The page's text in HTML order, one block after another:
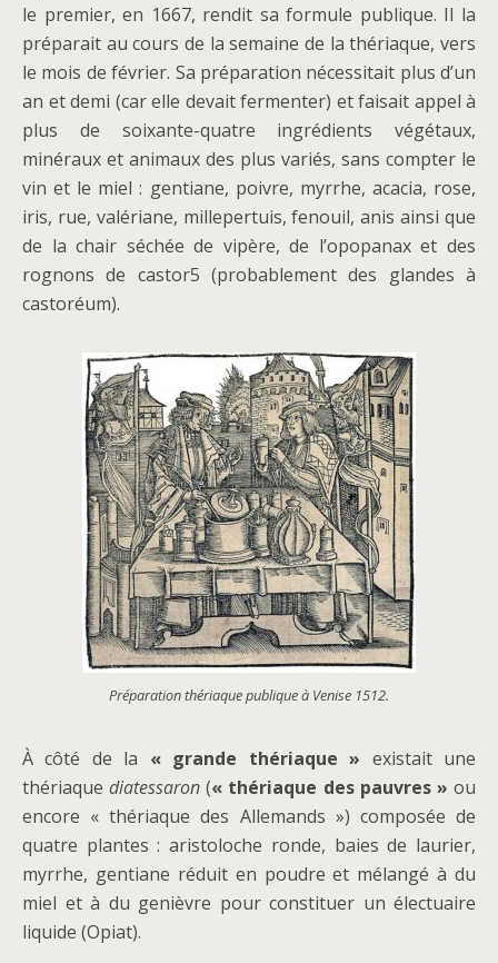
le premier, en 1667, rendit sa formule publique. Il la
préparait au cours de la semaine de la thériaque, vers
le mois de février. Sa préparation nécessitait plus d’un
an et demi (car elle devait fermenter) et faisait appel à
plus de soixante-quatre ingrédients végétaux,
minéraux et animaux des plus variés, sans compter le
vin et le miel : gentiane, poivre, myrrhe, acacia, rose,
iris, rue, valériane, millepertuis, fenouil, anis ainsi que
de la chair séchée de vipère, de l’opopanax et des
rognons de castor5 (probablement des glandes à
castoréum).
Préparation thériaque publique à Venise 1512.
À côté de la « grande thériaque » existait une
thériaquediatessaron (« thériaque des pauvres » ou
encore « thériaque des Allemands ») composée de
quatre plantes : aristoloche ronde, baies de laurier,
myrrhe, gentiane réduit en poudre et mélangé à du
miel et à du genièvre pour constituer un électuaire
liquide (Opiat).